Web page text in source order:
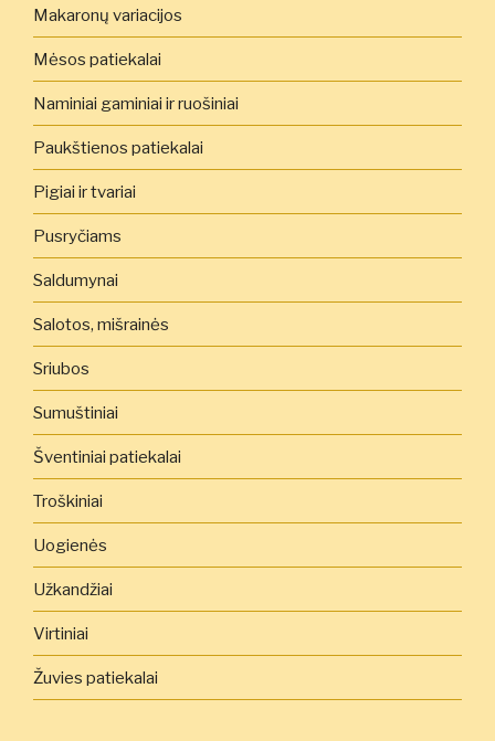
Makaronų variacijos
Mėsos patiekalai
Naminiai gaminiai ir ruošiniai
Paukštienos patiekalai
Pigiai ir tvariai
Pusryčiams
Saldumynai
Salotos, mišrainės
Sriubos
Sumuštiniai
Šventiniai patiekalai
Troškiniai
Uogienės
Užkandžiai
Virtiniai
Žuvies patiekalai